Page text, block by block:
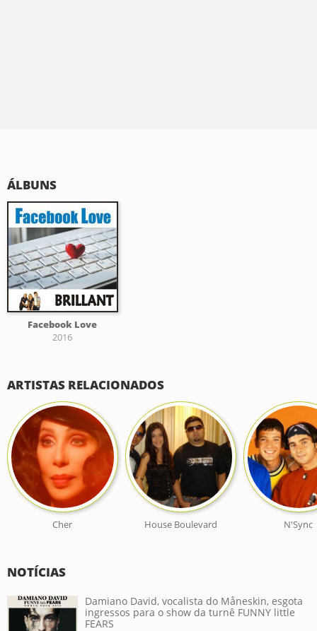
ÁLBUNS
Facebook Love
2016
ARTISTAS RELACIONADOS
Cher House Boulevard N'Sync
NOTÍCIAS
Damiano David, vocalista do Måneskin, esgota
ingressos para o show da turnê FUNNY little
FEARS